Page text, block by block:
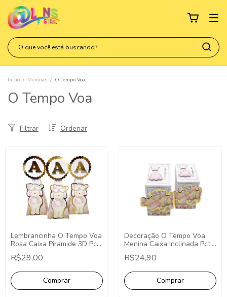
Início / Meninas / O Tempo Voa
O Tempo Voa
Ordenar
Filtrar
Lembrancinha O Tempo Voa
Rosa Caixa Piramide 3D Pct.
C/10 Unid Decoração Fundo
do Mar Luxo 3D Cone
R$29,00
Decoração O Tempo Voa
Menina Caixa Inclinada Pct.
C/10 Unidades
Lembrancinha Luxo 3D O
R$24,90